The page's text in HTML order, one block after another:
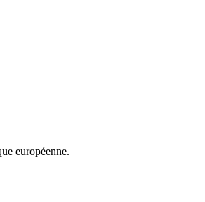
européenne.